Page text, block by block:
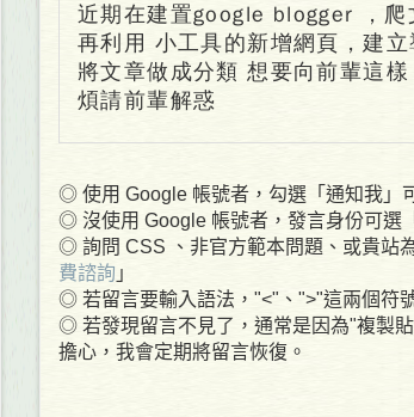
近期在建置google blogger ，
再利用 小工具的新增網頁，建
將文章做成分類 想要向前輩這
煩請前輩解惑
◎ 使用 Google 帳號者，勾選「通知我」
◎ 沒使用 Google 帳號者，發言身份可選
◎ 詢問 CSS 、非官方範本問題、或貴站
費諮詢 」
◎ 若留言要輸入語法，"<"、">"這兩個符
◎ 若發現留言不見了，通常是因為"複製
擔心，我會定期將留言恢復。